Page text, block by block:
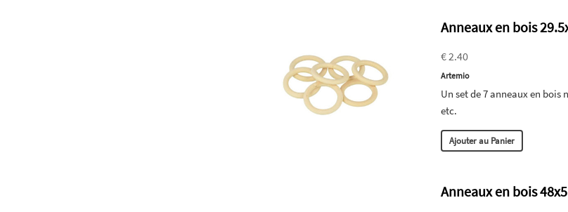
Anneaux en bois
€ 2.40
Artemio
Un set de 7 anneaux en
etc.
Ajouter au Panier
Anneaux en bois